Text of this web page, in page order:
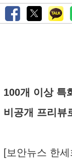
100개 이상 특
비공개 프리뷰
[보안뉴스 한